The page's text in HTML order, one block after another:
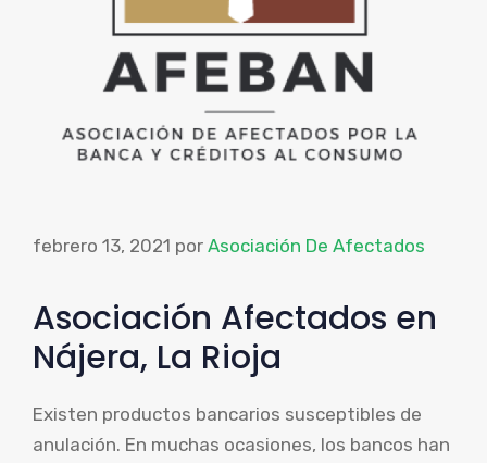
febrero 13, 2021 por Asociación De Afectados
Asociación Afectados en
Nájera, La Rioja
Existen productos bancarios susceptibles de
anulación. En muchas ocasiones, los bancos han